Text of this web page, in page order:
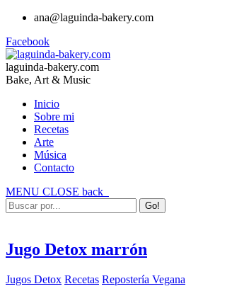
ana@laguinda-bakery.com
Facebook
laguinda-bakery.com
Bake, Art & Music
Inicio
Sobre mi
Recetas
Arte
Música
Contacto
MENU CLOSE back
Jugo Detox marrón
Jugos Detox Recetas Repostería Vegana